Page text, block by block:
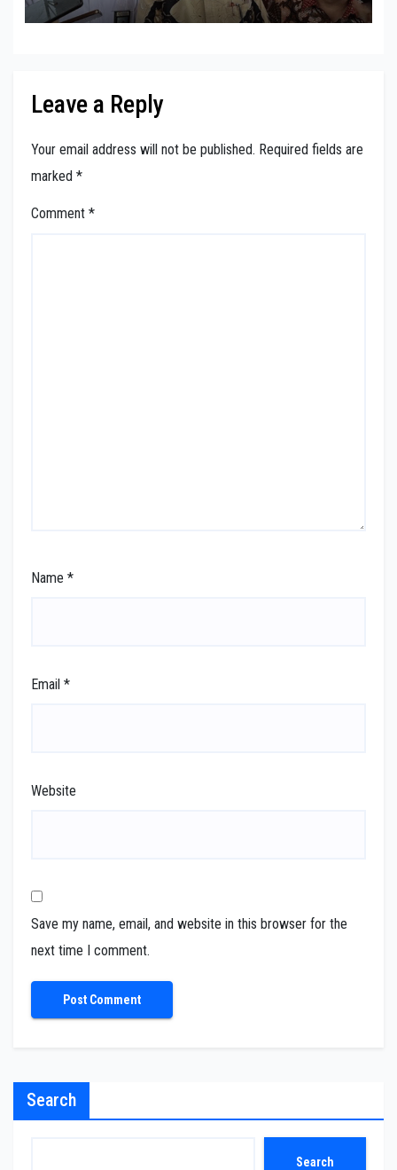
Leave a Reply
Your email address will not be published. Required fields are
marked *
Comment *
Name *
Email *
Website
Save my name, email, and website in this browser for the
next time I comment.
Search
Search